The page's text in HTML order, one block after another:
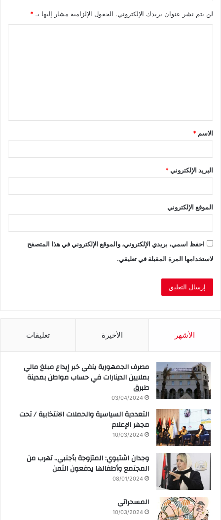
لن يتم نشر عنوان بريدك الإلكتروني. الحقول الإلزامية مشار إليها بـ*
ق
*
الاسم *
البريد الإلكتروني*
الموقع الإلكتروني
احفظ اسمي، بريدي الإلكتروني، والموقع الإلكتروني في هذا المتصفح
لاستخدامها المرة المقبلة في تعليقي.
الأشهر الأخيرة تعليقات
مصرف الجمهورية ينفي خبر إيداع مبلغ مالي
بملايين الدينارات في حساب مواطن بمدينة
طبرق
03/04/2024
التعددية السياسية والحملات الانتخابية / تحت
مجهر الإعلام
10/03/2024
وجدان اشتيوي: المتزوجة بأجنبي.. تهرب من
المجتمع وأطفالها يدفعون الثمن
08/01/2024
المسحراتي
10/03/2024